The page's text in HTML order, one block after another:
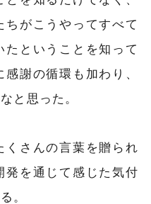
ちがこうやってすべて
ということを知って
謝の循環も加わり、
と思った。
さんの言葉を贈られ
発を通じて感じた気付
。